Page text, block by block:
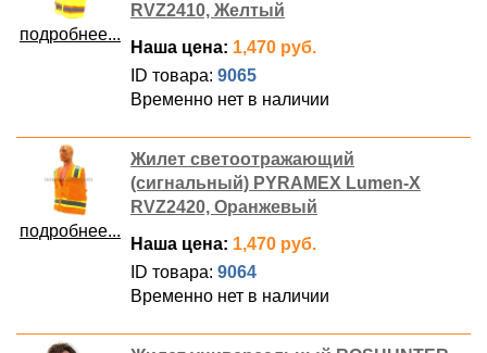
подробнее...
RVZ2410, Желтый
Наша цена: 1,470 руб.
ID товара: 9065
Временно нет в наличии
подробнее...
Жилет светоотражающий
(сигнальный) PYRAMEX Lumen-X
RVZ2420, Оранжевый
Наша цена: 1,470 руб.
ID товара: 9064
Временно нет в наличии